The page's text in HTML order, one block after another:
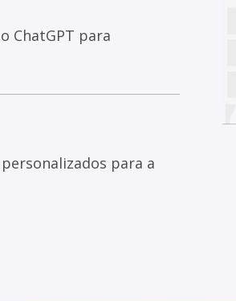
ChatGPT para
para a